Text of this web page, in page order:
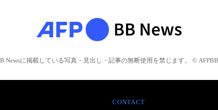
Newsに掲載している写真・見出し・記事の無断使用を禁じます。 © AFPBB
CONTACT